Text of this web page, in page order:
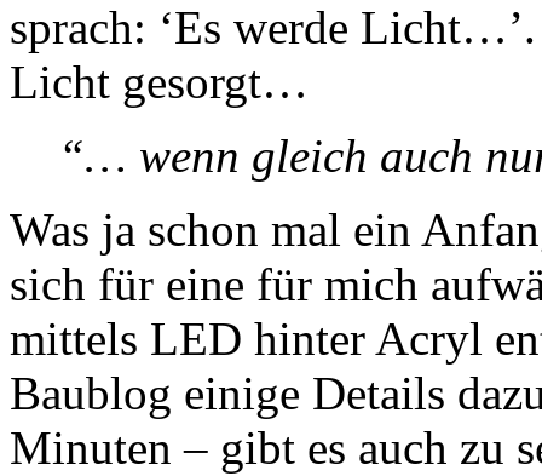
sprach: ‘Es werde
Licht gesorgt…
“… wenn gleich auch
Was ja schon mal ein
sich für eine für mich
mittels LED hinter Acryl
Baublog einige Details
Minuten – gibt es auch zu